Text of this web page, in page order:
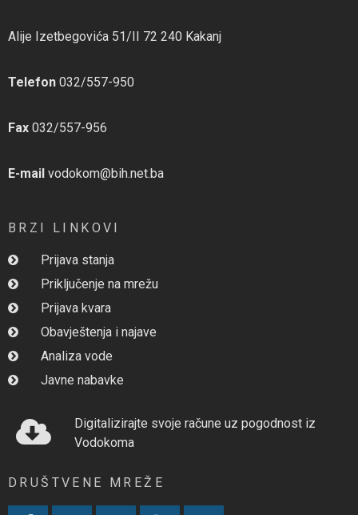
Alije Izetbegovića 51/II 72 240 Kakanj
Telefon 032/557-950
Fax 032/557-956
E-mail vodokom@bih.net.ba
BRZI LINKOVI
Prijava stanja
Priključenje na mrežu
Prijava kvara
Obavještenja i najave
Analiza vode
Javne nabavke
Digitalizirajte svoje račune uz pogodnost iz
Vodokoma
DRUŠTVENE MREŽE